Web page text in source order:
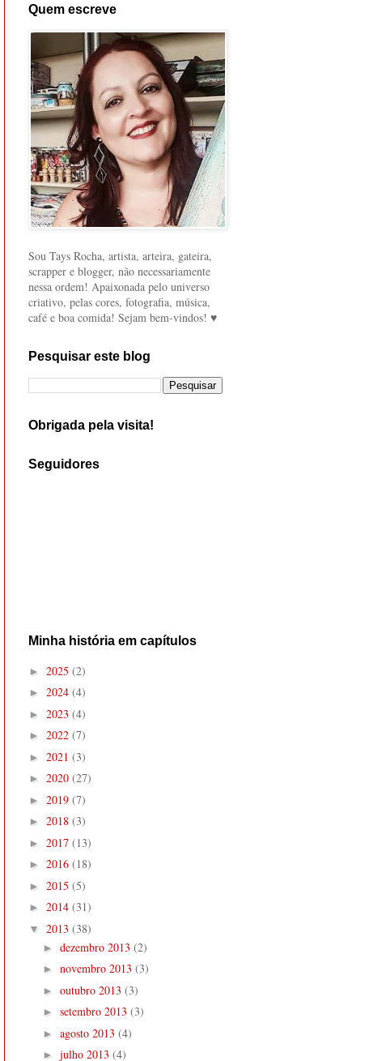
Quem escreve
Sou Tays Rocha, artista, arteira, gateira,
scrapper e blogger, não necessariamente
nessa ordem! Apaixonada pelo universo
criativo, pelas cores, fotografia, música,
café e boa comida! Sejam bem-vindos! ♥
Pesquisar este blog
Obrigada pela visita!
Seguidores
Minha história em capítulos
► 2025 (2)
► 2024 (4)
► 2023 (4)
► 2022 (7)
► 2021 (3)
► 2020 (27)
► 2019 (7)
► 2018 (3)
► 2017 (13)
► 2016 (18)
► 2015 (5)
► 2014 (31)
▼ 2013 (38)
► dezembro 2013 (2)
► novembro 2013 (3)
► outubro 2013 (3)
► setembro 2013 (3)
► agosto 2013 (4)
► julho 2013 (4)